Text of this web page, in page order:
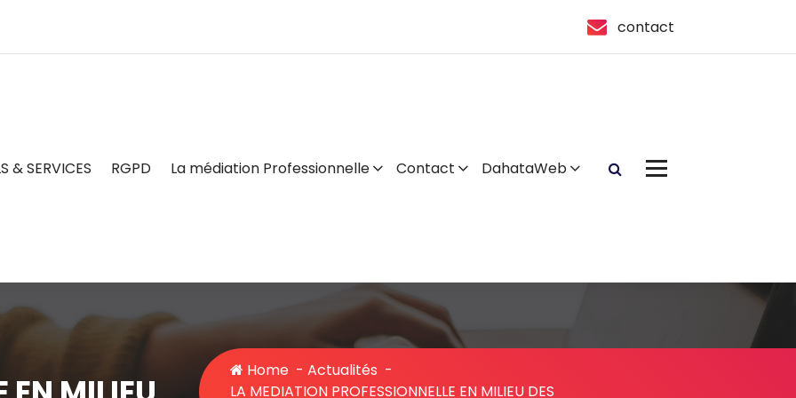
contact
& SERVICES RGPD La médiation Professionnelle Contact DahataWeb
Home - Actualités -
LA MEDIATION PROFESSIONNELLE EN MILIEU DES